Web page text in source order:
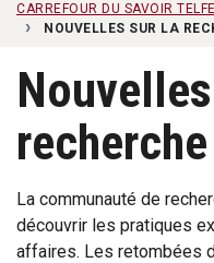
CARREFOUR DU SAVOIR
NOUVELLES SUR LA
recherche
La communauté de
découvrir les pratiques
affaires. Les retombées